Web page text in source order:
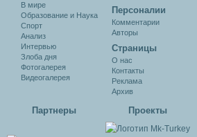
В мире
Образование и Наука
Спорт
Анализ
Интервью
Злоба дня
Фотогалерея
Видеогалерея
Персоналии
Комментарии
Авторы
Cтраницы
О нас
Контакты
Реклама
Архив
Партнеры Проекты